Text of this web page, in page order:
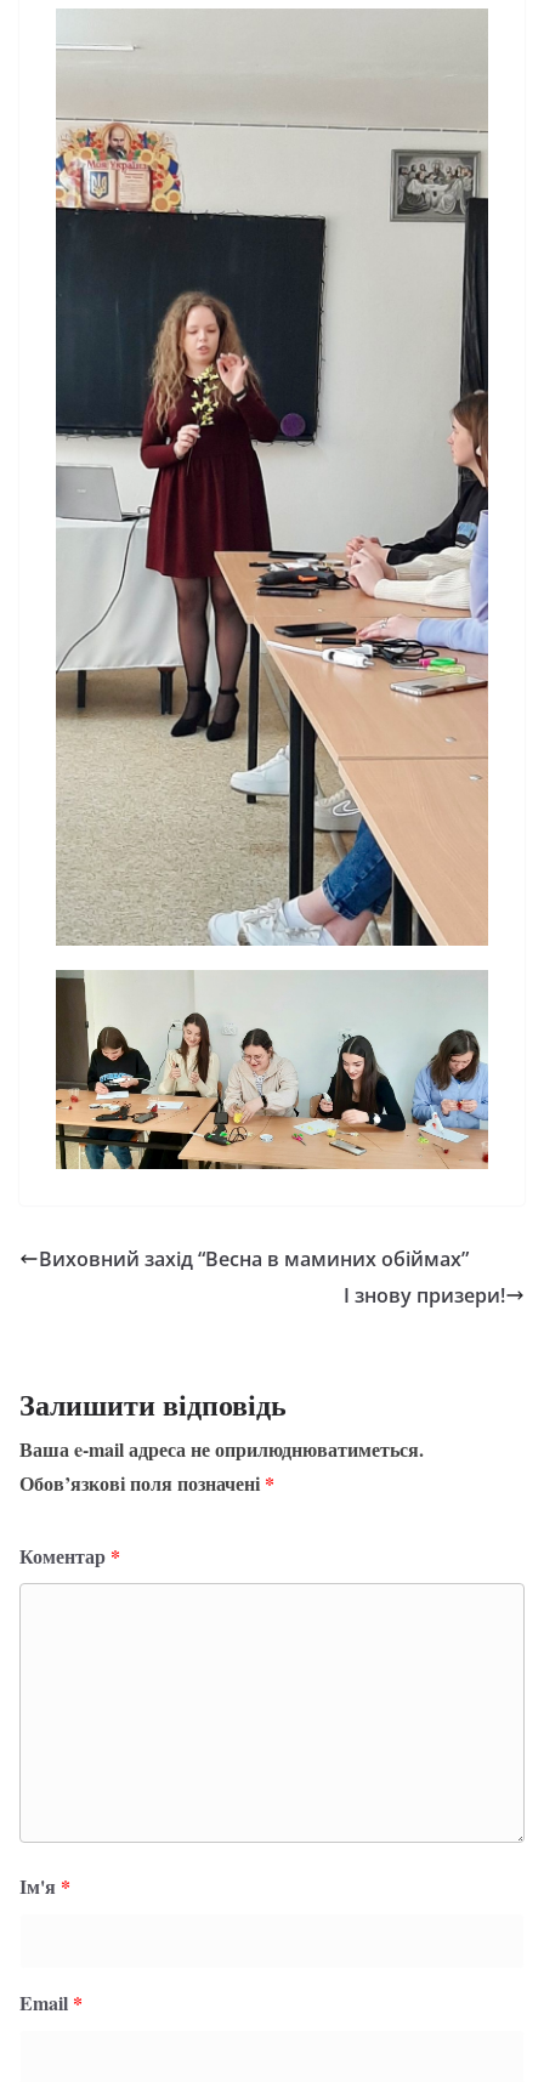
Виховний захід “Весна в маминих обіймах”
І знову призери!
Залишити відповідь
Ваша e-mail адреса не оприлюднюватиметься.
Обов’язкові поля позначені *
Коментар *
Ім'я *
Email *